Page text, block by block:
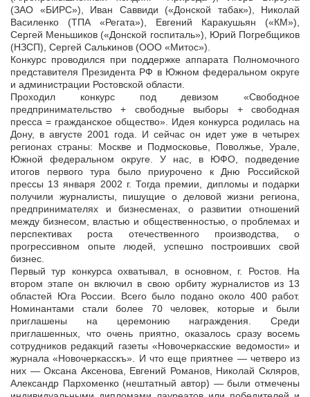
(ЗАО «БИРС»), Иван Саввиди («Донской табак»), Николай
Василенко (ТПА «Регата»), Евгений Каракушьян («КМ»),
Сергей Меньшиков («Донской госпиталь»), Юрий Погребщиков
(НЗСП), Сергей Салькинов (ООО «Митос»).
Конкурс проводился при поддержке аппарата Полномочного
представителя Президента РФ в Южном федеральном округе
и администрации Ростовской области.
Проходил конкурс под девизом «Свободное
предпринимательство + свободные выборы + свободная
пресса = гражданское общество». Идея конкурса родилась на
Дону, в августе 2001 года. И сейчас он идет уже в четырех
регионах страны: Москве и Подмосковье, Поволжье, Урале,
Южной федеральном округе. У нас, в ЮФО, подведение
итогов первого тура было приурочено к Дню Российской
прессы 13 января 2002 г. Тогда премии, дипломы и подарки
получили журналисты, пишущие о деловой жизни региона,
предпринимателях и бизнесменах, о развитии отношений
между бизнесом, властью и общественностью, о проблемах и
перспективах роста отечественного производства, о
прогрессивном опыте людей, успешно построивших свой
бизнес.
Первый тур конкурса охватывал, в основном, г. Ростов. На
втором этапе он включил в свою орбиту журналистов из 13
областей Юга России. Всего было подано около 400 работ.
Номинантами стали более 70 человек, которые и были
приглашены на церемонию награждения. Среди
приглашенных, что очень приятно, оказалось сразу восемь
сотрудников редакций газеты «Новочеркасские ведомости» и
журнала «Новочеркасскъ». И что еще приятнее — четверо из
них — Оксана Аксенова, Евгений Романов, Николай Скляров,
Александр Пархоменко (нештатный автор) — были отмечены